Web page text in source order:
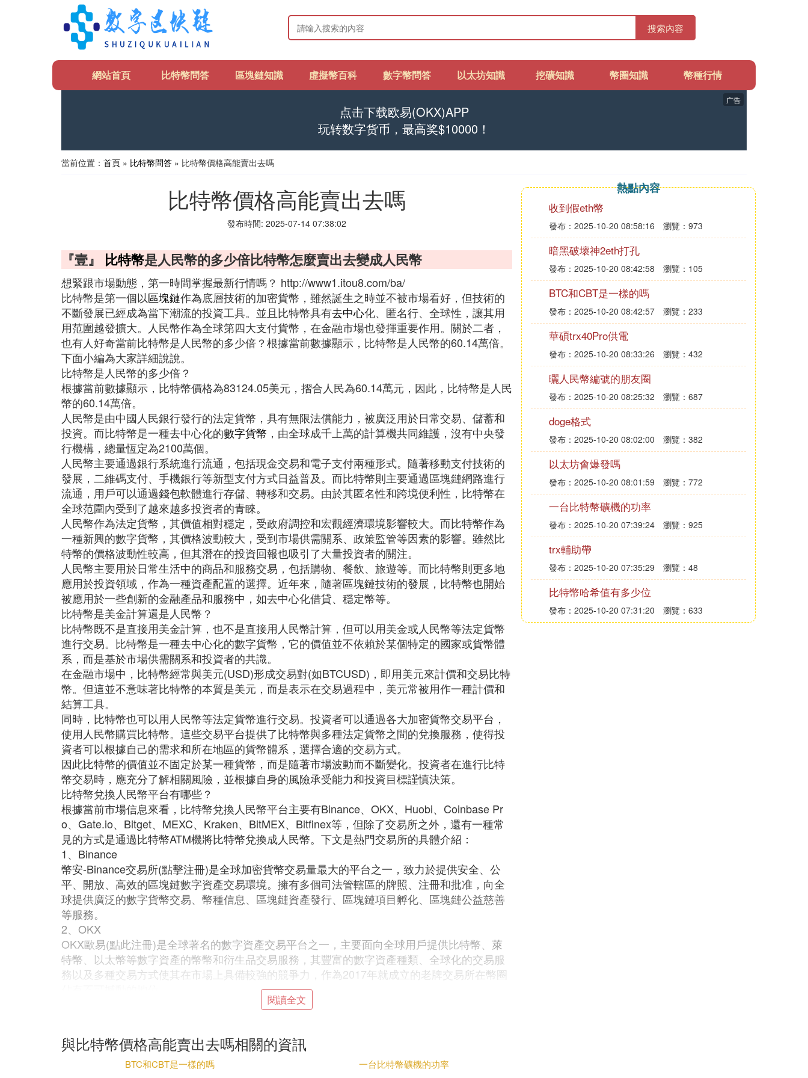
搜索內容
網站首頁 比特幣問答 區塊鏈知識 虛擬幣百科 數字幣問答 以太坊知識 挖礦知識 幣圈知識 幣種行情
点击下载欧易(OKX)APP
玩转数字货币，最高奖$10000！
广告
當前位置： 首頁 » 比特幣問答 » 比特幣價格高能賣出去嗎
比特幣價格高能賣出去嗎
發布時間: 2025-07-14 07:38:02
『壹』 比特幣是人民幣的多少倍比特幣怎麼賣出去變成人民幣
想緊跟市場動態，第一時間掌握最新行情嗎？ http://www1.itou8.com/ba/
比特幣是第一個以區塊鏈作為底層技術的加密貨幣，雖然誕生之時並不被市場看好，但技術的
不斷發展已經成為當下潮流的投資工具。並且比特幣具有去中心化、匿名行、全球性，讓其用
用范圍越發擴大。人民幣作為全球第四大支付貨幣，在金融市場也發揮重要作用。關於二者，
也有人好奇當前比特幣是人民幣的多少倍？根據當前數據顯示，比特幣是人民幣的60.14萬倍。
下面小編為大家詳細說說。
比特幣是人民幣的多少倍？
根據當前數據顯示，比特幣價格為83124.05美元，摺合人民為60.14萬元，因此，比特幣是人民
幣的60.14萬倍。
人民幣是由中國人民銀行發行的法定貨幣，具有無限法償能力，被廣泛用於日常交易、儲蓄和
投資。而比特幣是一種去中心化的數字貨幣 ，由全球成千上萬的計算機共同維護，沒有中央發
行機構，總量恆定為2100萬個。
人民幣主要通過銀行系統進行流通，包括現金交易和電子支付兩種形式。隨著移動支付技術的
發展，二維碼支付、手機銀行等新型支付方式日益普及。而比特幣則主要通過區塊鏈網路進行
流通，用戶可以通過錢包軟體進行存儲、轉移和交易。由於其匿名性和跨境便利性，比特幣在
全球范圍內受到了越來越多投資者的青睞。
人民幣作為法定貨幣，其價值相對穩定，受政府調控和宏觀經濟環境影響較大。而比特幣作為
一種新興的數字貨幣，其價格波動較大，受到市場供需關系、政策監管等因素的影響。雖然比
特幣的價格波動性較高，但其潛在的投資回報也吸引了大量投資者的關注。
人民幣主要用於日常生活中的商品和服務交易，包括購物、餐飲、旅遊等。而比特幣則更多地
應用於投資領域，作為一種資產配置的選擇。近年來，隨著區塊鏈技術的發展，比特幣也開始
被應用於一些創新的金融產品和服務中，如去中心化借貸、穩定幣等。
比特幣是美金計算還是人民幣？
比特幣既不是直接用美金計算，也不是直接用人民幣計算，但可以用美金或人民幣等法定貨幣
進行交易‌。比特幣是一種去中心化的數字貨幣，它的價值並不依賴於某個特定的國家或貨幣體
系，而是基於市場供需關系和投資者的共識。
在金融市場中，比特幣經常與美元(USD)形成交易對(如BTCUSD)，即用美元來計價和交易比特
幣。但這並不意味著比特幣的本質是美元，而是表示在交易過程中，美元常被用作一種計價和
結算工具。
同時，比特幣也可以用人民幣等法定貨幣進行交易。投資者可以通過各大加密貨幣交易平台，
使用人民幣購買比特幣。這些交易平台提供了比特幣與多種法定貨幣之間的兌換服務，使得投
資者可以根據自己的需求和所在地區的貨幣體系，選擇合適的交易方式。
因此比特幣的價值並不固定於某一種貨幣，而是隨著市場波動而不斷變化。投資者在進行比特
幣交易時，應充分了解相關風險，並根據自身的風險承受能力和投資目標謹慎決策。
比特幣兌換人民幣平台有哪些？
根據當前市場信息來看，比特幣兌換人民幣平台主要有Binance、OKX、Huobi、Coinbase Pr
o、Gate.io、Bitget、MEXC、Kraken、BitMEX、Bitfinex等，但除了交易所之外，還有一種常
見的方式是通過比特幣ATM機將比特幣兌換成人民幣。下文是熱門交易所的具體介紹：
1、Binance
幣安-Binance交易所(點擊注冊)是全球加密貨幣交易量最大的平台之一，致力於提供安全、公
平、開放、高效的區塊鏈數字資產交易環境。擁有多個司法管轄區的牌照、注冊和批准，向全
球提供廣泛的數字貨幣交易、幣種信息、區塊鏈資產發行、區塊鏈項目孵化、區塊鏈公益慈善
等服務。
2、OKX
OKX歐易(點此注冊)是全球著名的數字資產交易平台之一，主要面向全球用戶提供比特幣、 萊
特幣 、以太幣等數字資產的幣幣和衍生品交易服務，其豐富的數字資產種類、全球化的交易服
務以及多種交易方式使其在市場上具備較強的競爭力，作為2017年就成立的老牌交易所在幣圈
是火遍半邊天，一度榮登全球交易量最大的加密貨幣交易平台，當時火幣公司近200名成員具有
長期的互聯網和金融領域產品研發和運營經驗，致力打造最安全可信賴的比特幣交易平台。201
6年12月22日，火幣網第10次刷新平台比特幣日交易額紀錄，日成交量達501萬枚比特幣，單日
閱讀全文
與比特幣價格高能賣出去嗎相關的資訊
BTC和CBT是一樣的嗎
一台比特幣礦機的功率
熱點內容
收到假eth幣
發布：2025-10-20 08:58:16 瀏覽：973
暗黑破壞神2eth打孔
發布：2025-10-20 08:42:58 瀏覽：105
BTC和CBT是一樣的嗎
發布：2025-10-20 08:42:57 瀏覽：233
華碩trx40Pro供電
發布：2025-10-20 08:33:26 瀏覽：432
曬人民幣編號的朋友圈
發布：2025-10-20 08:25:32 瀏覽：687
doge格式
發布：2025-10-20 08:02:00 瀏覽：382
以太坊會爆發嗎
發布：2025-10-20 08:01:59 瀏覽：772
一台比特幣礦機的功率
發布：2025-10-20 07:39:24 瀏覽：925
trx輔助帶
發布：2025-10-20 07:35:29 瀏覽：48
比特幣哈希值有多少位
發布：2025-10-20 07:31:20 瀏覽：633